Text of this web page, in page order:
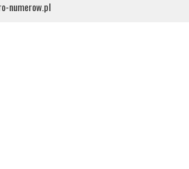
numerow.pl